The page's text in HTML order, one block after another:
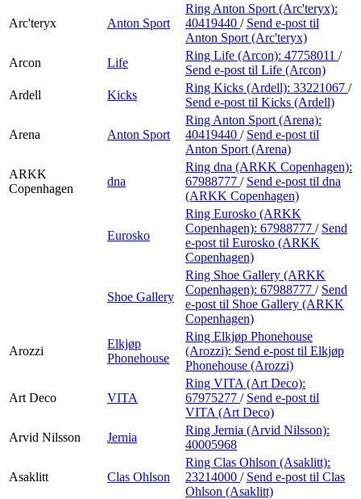
Arc'teryx Anton Sport
Ring Anton Sport (Arc'teryx):
40419440 / Send e-post til
Anton Sport (Arc'teryx)
Arcon
Life
Ring Life (Arcon): 47758011 /
Send e-post til Life (Arcon)
Ardell
Kicks
Ring Kicks (Ardell): 33221067 /
Send e-post til Kicks (Ardell)
Arena Anton Sport
Ring Anton Sport (Arena):
40419440 / Send e-post til
Anton Sport (Arena)
ARKK
Copenhagen
dna
Ring dna (ARKK Copenhagen):
67988777 / Send e-post til dna
(ARKK Copenhagen)
Eurosko
Ring Eurosko (ARKK
Copenhagen): 67988777 / Send
e-post til Eurosko (ARKK
Copenhagen)
Shoe Gallery
Ring Shoe Gallery (ARKK
Copenhagen): 67988777 / Send
e-post til Shoe Gallery (ARKK
Copenhagen)
Arozzi
Elkjøp
Phonehouse
Ring Elkjøp Phonehouse
(Arozzi): Send e-post til Elkjøp
Phonehouse (Arozzi)
Art Deco VITA
Ring VITA (Art Deco):
67975277 / Send e-post til
VITA (Art Deco)
Arvid Nilsson
Jernia
Ring Jernia (Arvid Nilsson):
40005968
Asaklitt Clas Ohlson
Ring Clas Ohlson (Asaklitt):
23214000 / Send e-post til Clas
Ohlson (Asaklitt)